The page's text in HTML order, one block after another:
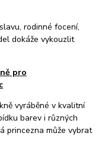
rodinné focení,
dokáže vykouzlit
vyráběné v kvalitní
barev i různých
princezna může vybrat